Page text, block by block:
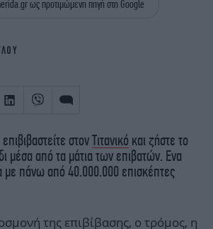
ΖΩΔΙΑ
ως προτιμώμενη πηγή στη Google
στονΤιτανικό και ζήστε το
μέσα από τα μάτια των επιβατών. Ενα
με πάνω από 40.000.000 επισκέπτες
της επιβίβασης, ο τρόμος, η